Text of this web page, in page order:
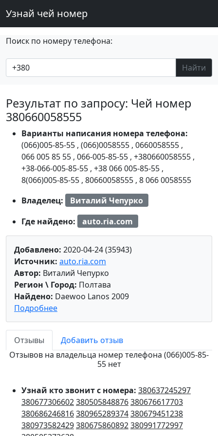
Узнай чей номер
Поиск по номеру телефона:
Найти
Результат по запросу: Чей номер
380660058555
Варианты написания номера телефона:
(066)005-85-55 , (066)0058555 , 0660058555 ,
066 005 85 55 , 066-005-85-55 , +380660058555 ,
+38-066-005-85-55 , +38 066 005-85-55 ,
8(066)005-85-55 , 80660058555 , 8 066 0058555
Владелец:
Виталий Чепурко
Где найдено:
auto.ria.com
Добавлено: 2020-04-24 (35943)
Источник: auto.ria.com
Автор: Виталий Чепурко
Регион \ Город: Полтава
Найдено: Daewoo Lanos 2009
Подробнее
Отзывы
Добавить отзыв
Отзывов на владельца номер телефона (066)005-85-
55 нет
Узнай кто звонит с номера: 380637245297
380677306602380505848876380676617703
380686246816380965289374380679451238
380973582429380675860892380991772997